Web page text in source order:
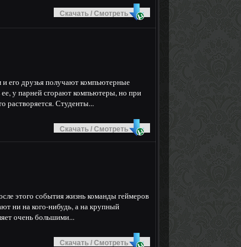
Скачать / Смотреть
его друзья получают компьютерные
у парней сгорают компьютеры, но при
растворяется. Студенты...
Скачать / Смотреть
этого события жизнь команды геймеров
ни на кого-нибудь, а на крупный
очень большими...
Скачать / Смотреть